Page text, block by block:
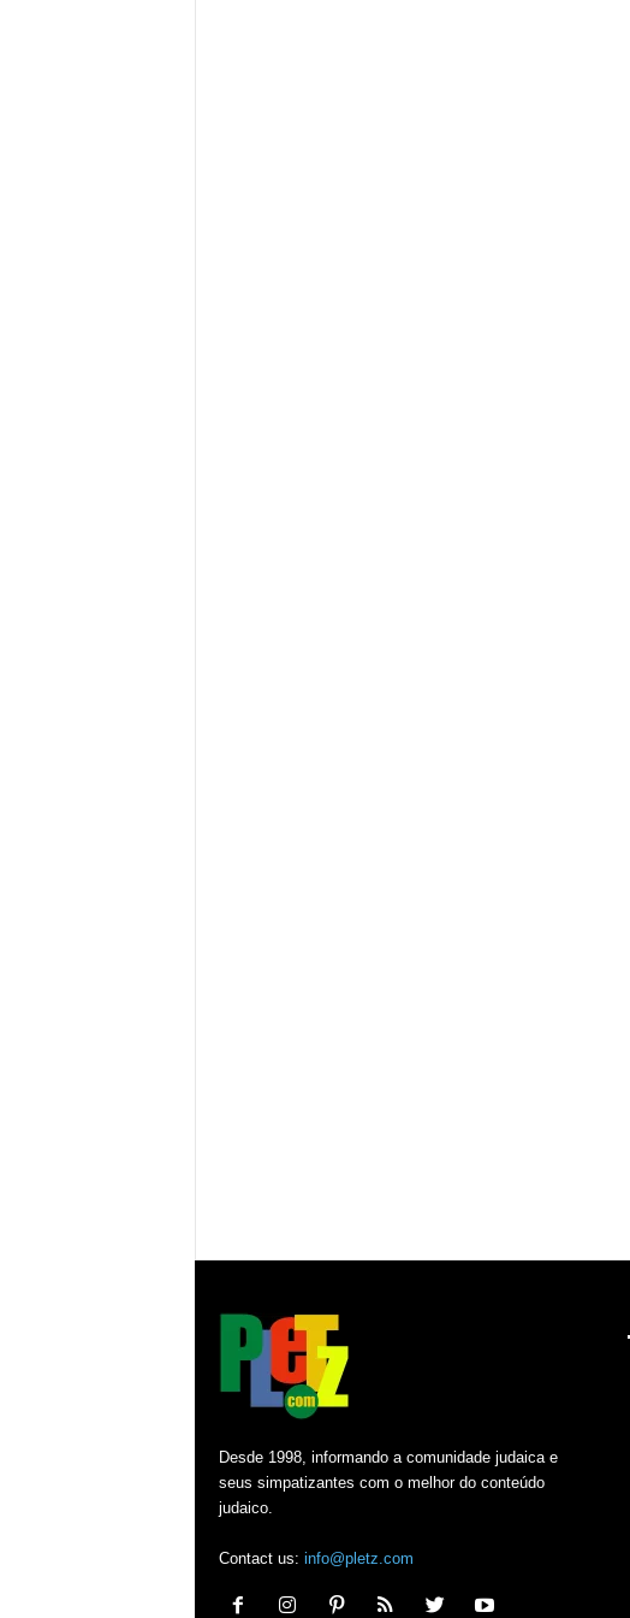
Desde 1998, informando a comunidade judaica e
seus simpatizantes com o melhor do conteúdo
judaico.
Contact us: info@pletz.com